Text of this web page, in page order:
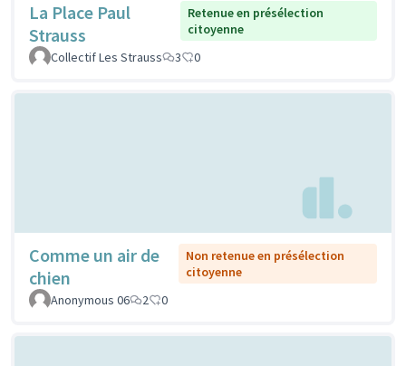
La Place Paul
Strauss
Retenue en présélection
citoyenne
Collectif Les Strauss
3 0
Comme un air de
chien
Non retenue en présélection
citoyenne
Anonymous 06
2 0